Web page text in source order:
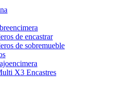
de encastrar
de sobremueble
X3 Encastres